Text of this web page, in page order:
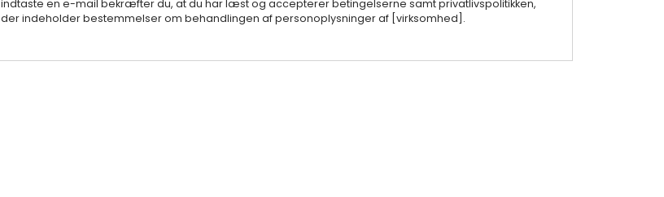
indtaste en e-mail bekræfter du, at du har læst og accepterer betingelserne samt privatlivspolitikken,
der indeholder bestemmelser om behandlingen af personoplysninger af [virksomhed].